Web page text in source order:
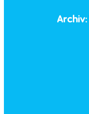
Archiv: